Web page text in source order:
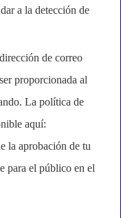
a la detección de
de correo
proporcionada al
La política de
aquí:
la aprobación de tu
para el público en el